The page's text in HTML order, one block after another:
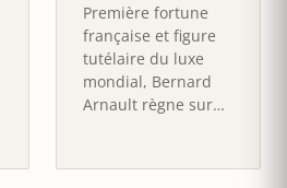
Première fortune
française et figure
tutélaire du luxe
mondial, Bernard
Arnault règne sur
Vuitton à…